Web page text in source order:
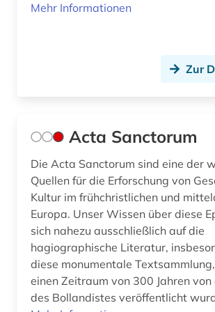
digitalisat (2)
digitalisate (1)
diplomatie (1)
diplomatik (1)
discovery service (1)
dissertation (2)
Mehr Informationen
Zur
Acta Sanctorum
Die Acta Sanctorum sind eine der
Quellen für die Erforschung von
Kultur im frühchristlichen und
Europa. Unser Wissen über diese
sich nahezu ausschließlich auf die
hagiographische Literatur,
diese monumentale
einen Zeitraum von 300 Jahren von
des Bollandistes veröffentlicht